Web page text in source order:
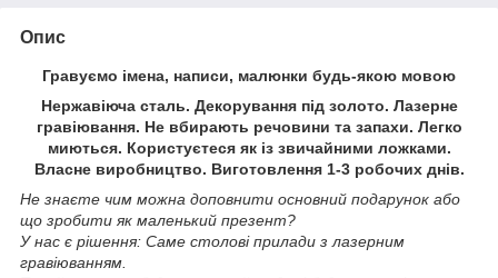
Опис
Гравуємо імена, написи, малюнки будь-якою мовою
Нержавіюча сталь. Декорування під золото. Лазерне
гравіювання. Не вбирають речовини та запахи. Легко
миються. Користуєтеся як із звичайними ложками.
Власне виробництво. Виготовлення 1-3 робочих днів.
Не знаєте чим можна доповнити основний подарунок або
що зробити як маленький презент?
У нас є рішення: Саме столові прилади з лазерним
гравіюванням.